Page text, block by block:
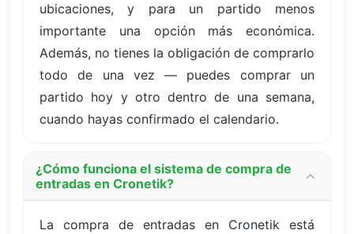
ubicaciones, y para un partido menos
importante una opción más económica.
Además, no tienes la obligación de comprarlo
todo de una vez — puedes comprar un
partido hoy y otro dentro de una semana,
cuando hayas confirmado el calendario.
¿Cómo funciona el sistema de compra de
entradas en Cronetik?
La compra de entradas en Cronetik está